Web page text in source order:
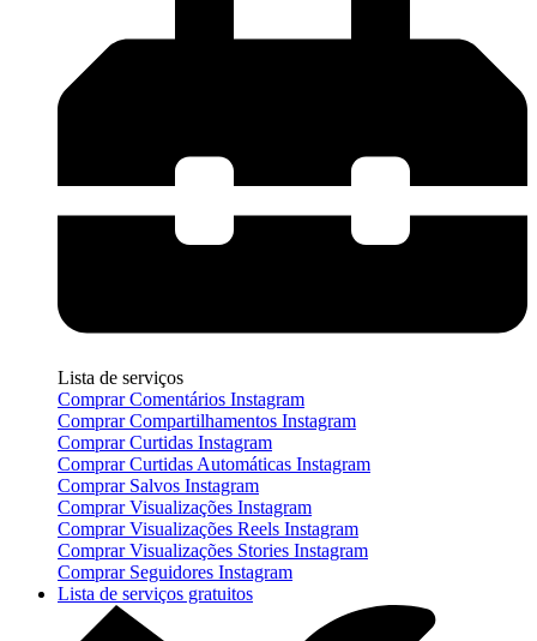
Lista de serviços
Comprar Comentários Instagram
Comprar Compartilhamentos Instagram
Comprar Curtidas Instagram
Comprar Curtidas Automáticas Instagram
Comprar Salvos Instagram
Comprar Visualizações Instagram
Comprar Visualizações Reels Instagram
Comprar Visualizações Stories Instagram
Comprar Seguidores Instagram
Lista de serviços gratuitos